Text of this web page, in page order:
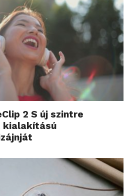
2 S új szintre
kialakítású